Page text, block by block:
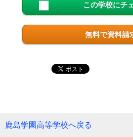
この学校にチ
無料で資料請
鹿島学園高等学校へ戻る